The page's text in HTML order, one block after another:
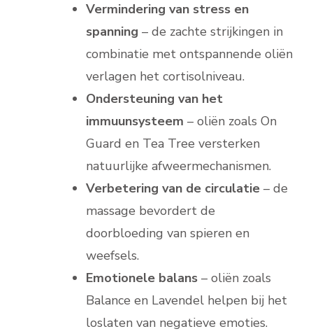
Vermindering van stress en
spanning – de zachte strijkingen in
combinatie met ontspannende oliën
verlagen het cortisolniveau.
Ondersteuning van het
immuunsysteem – oliën zoals On
Guard en Tea Tree versterken
natuurlijke afweermechanismen.
Verbetering van de circulatie – de
massage bevordert de
doorbloeding van spieren en
weefsels.
Emotionele balans – oliën zoals
Balance en Lavendel helpen bij het
loslaten van negatieve emoties.